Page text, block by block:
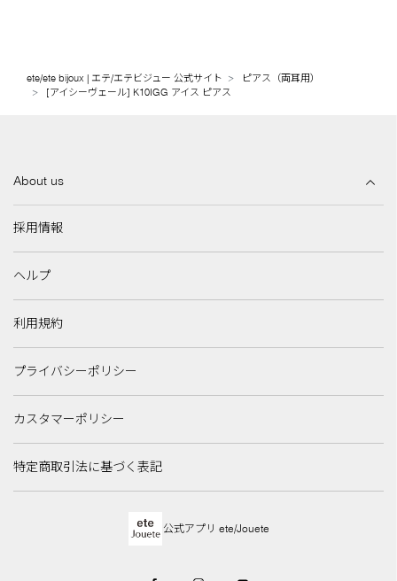
ete/ete bijoux | エテ/エテビジュー 公式サイト
ピアス（両耳用）
[アイシーヴェール] K10IGG アイス ピアス
About us
採用情報
ヘルプ
利用規約
プライバシーポリシー
カスタマーポリシー
特定商取引法に基づく表記
公式アプリ ete/Jouete